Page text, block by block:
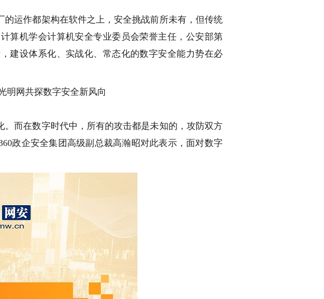
运作都架构在软件之上，安全挑战前所未有，但传统
算机学会计算机安全专业委员会荣誉主任，公安部第
建设体系化、实战化、常态化的数字安全能力势在必
而在数字时代中，所有的攻击都是未知的，攻防双方
政企安全集团高级副总裁高瀚昭对此表示，面对数字